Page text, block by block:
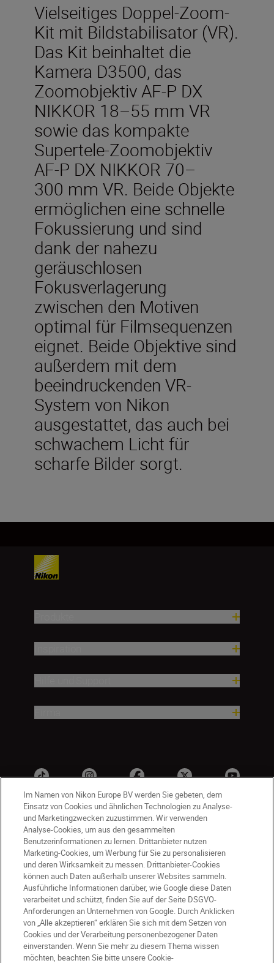
Vielseitiges Doppel-Zoom-
Kit mit Bildstabilisator (VR).
Das Kit beinhaltet die
Kamera D3500, das
Zoomobjektiv AF-P DX
NIKKOR 18–55 mm VR
sowie das kompakte
Supertele-Zoomobjektiv
AF-P DX NIKKOR 70–
300 mm VR. Beide Objekte
ermöglichen eine schnelle
Fokussierung und sind
dank der nahezu
geräuschlosen
Fokusverlagerung
zwischen den Motiven
optimal für Filmsequenzen
eignet. Beide Objektive sind
außerdem mit dem
beeindruckenden VR-
System von Nikon
ausgestattet, das auch bei
schwachem Licht für
scharfe Bilder sorgt.
DE Nikon Sites
Kontakt
Datenschutzhinweis
Nutzungsbedingungen
Geschäftsbedingungen des Nikon Stores
Cookie-Hinweise
Barrierefreiheit
Cookie-Einstellungen
Im Namen von Nikon Europe BV werden Sie gebeten, dem
Einsatz von Cookies und ähnlichen Technologien zu Analyse-
und Marketingzwecken zuzustimmen. Wir verwenden
Analyse-Cookies, um aus den gesammelten
Benutzerinformationen zu lernen. Drittanbieter nutzen
Marketing-Cookies, um Werbung für Sie zu personalisieren
und deren Wirksamkeit zu messen. Drittanbieter-Cookies
können auch Daten außerhalb unserer Websites sammeln.
Ausführliche Informationen darüber, wie Google diese Daten
verarbeitet und schützt, finden Sie auf der Seite DSGVO-
Anforderungen an Unternehmen von Google. Durch Anklicken
von „Alle akzeptieren“ erklären Sie sich mit dem Setzen von
Cookies und der Verarbeitung personenbezogener Daten
einverstanden. Wenn Sie mehr zu diesem Thema wissen
möchten, beachten Sie bitte unsere Cookie-